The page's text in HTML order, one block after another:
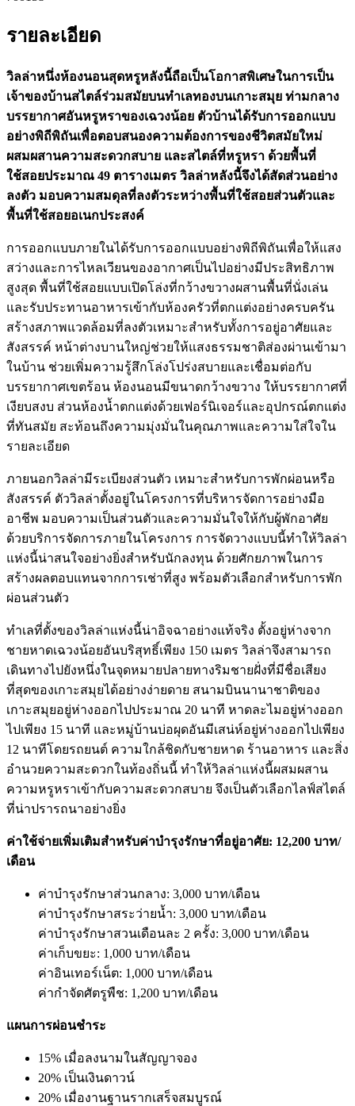
รายละเอียด
วิลล่าหนึ่งห้องนอนสุดหรูหลังนี้ถือเป็นโอกาสพิเศษในการเป็น
เจ้าของบ้านสไตล์ร่วมสมัยบนทำเลทองบนเกาะสมุย ท่ามกลาง
บรรยากาศอันหรูหราของเฉวงน้อย ตัวบ้านได้รับการออกแบบ
อย่างพิถีพิถันเพื่อตอบสนองความต้องการของชีวิตสมัยใหม่
ผสมผสานความสะดวกสบาย และสไตล์ที่หรูหรา ด้วยพื้นที่
ใช้สอยประมาณ 49 ตารางเมตร วิลล่าหลังนี้จึงได้สัดส่วนอย่าง
ลงตัว มอบความสมดุลที่ลงตัวระหว่างพื้นที่ใช้สอยส่วนตัวและ
พื้นที่ใช้สอยอเนกประสงค์
การออกแบบภายในได้รับการออกแบบอย่างพิถีพิถันเพื่อให้แสง
สว่างและการไหลเวียนของอากาศเป็นไปอย่างมีประสิทธิภาพ
สูงสุด พื้นที่ใช้สอยแบบเปิดโล่งที่กว้างขวางผสานพื้นที่นั่งเล่น
และรับประทานอาหารเข้ากับห้องครัวที่ตกแต่งอย่างครบครัน
สร้างสภาพแวดล้อมที่ลงตัวเหมาะสำหรับทั้งการอยู่อาศัยและ
สังสรรค์ หน้าต่างบานใหญ่ช่วยให้แสงธรรมชาติส่องผ่านเข้ามา
ในบ้าน ช่วยเพิ่มความรู้สึกโล่งโปร่งสบายและเชื่อมต่อกับ
บรรยากาศเขตร้อน ห้องนอนมีขนาดกว้างขวาง ให้บรรยากาศที่
เงียบสงบ ส่วนห้องน้ำตกแต่งด้วยเฟอร์นิเจอร์และอุปกรณ์ตกแต่ง
ที่ทันสมัย ​​สะท้อนถึงความมุ่งมั่นในคุณภาพและความใส่ใจใน
รายละเอียด
ภายนอกวิลล่ามีระเบียงส่วนตัว เหมาะสำหรับการพักผ่อนหรือ
สังสรรค์ ตัววิลล่าตั้งอยู่ในโครงการที่บริหารจัดการอย่างมือ
อาชีพ มอบความเป็นส่วนตัวและความมั่นใจให้กับผู้พักอาศัย
ด้วยบริการจัดการภายในโครงการ การจัดวางแบบนี้ทำให้วิลล่า
แห่งนี้น่าสนใจอย่างยิ่งสำหรับนักลงทุน ด้วยศักยภาพในการ
สร้างผลตอบแทนจากการเช่าที่สูง พร้อมตัวเลือกสำหรับการพัก
ผ่อนส่วนตัว
ทำเลที่ตั้งของวิลล่าแห่งนี้น่าอิจฉาอย่างแท้จริง ตั้งอยู่ห่างจาก
ชายหาดเฉวงน้อยอันบริสุทธิ์เพียง 150 เมตร วิลล่าจึงสามารถ
เดินทางไปยังหนึ่งในจุดหมายปลายทางริมชายฝั่งที่มีชื่อเสียง
ที่สุดของเกาะสมุยได้อย่างง่ายดาย สนามบินนานาชาติของ
เกาะสมุยอยู่ห่างออกไปประมาณ 20 นาที หาดละไมอยู่ห่างออก
ไปเพียง 15 นาที และหมู่บ้านบ่อผุดอันมีเสน่ห์อยู่ห่างออกไปเพียง
12 นาทีโดยรถยนต์ ความใกล้ชิดกับชายหาด ร้านอาหาร และสิ่ง
อำนวยความสะดวกในท้องถิ่นนี้ ทำให้วิลล่าแห่งนี้ผสมผสาน
ความหรูหราเข้ากับความสะดวกสบาย จึงเป็นตัวเลือกไลฟ์สไตล์
ที่น่าปรารถนาอย่างยิ่ง
ค่าใช้จ่ายเพิ่มเติมสำหรับค่าบำรุงรักษาที่อยู่อาศัย: 12,200 บาท/
เดือน
ค่าบำรุงรักษาส่วนกลาง: 3,000 บาท/เดือน
ค่าบำรุงรักษาสระว่ายน้ำ: 3,000 บาท/เดือน
ค่าบำรุงรักษาสวนเดือนละ 2 ครั้ง: 3,000 บาท/เดือน
ค่าเก็บขยะ: 1,000 บาท/เดือน
ค่าอินเทอร์เน็ต: 1,000 บาท/เดือน
ค่ากำจัดศัตรูพืช: 1,200 บาท/เดือน
แผนการผ่อนชำระ
15% เมื่อลงนามในสัญญาจอง
20% เป็นเงินดาวน์
20% เมื่องานฐานรากเสร็จสมบูรณ์